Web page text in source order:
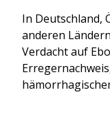
In Deutschland,
anderen
Verdacht auf